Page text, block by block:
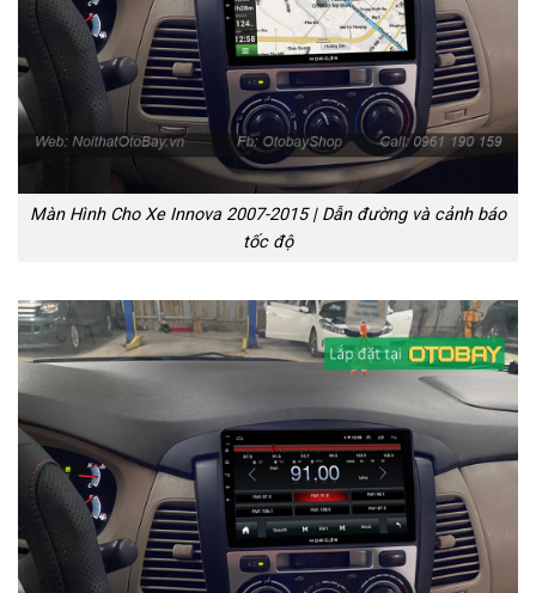
Màn Hình Cho Xe Innova 2007-2015 | Dẫn đường và cảnh báo
tốc độ